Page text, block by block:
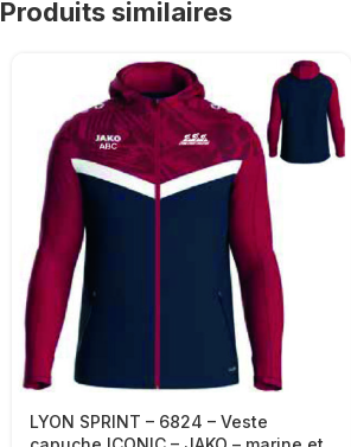
Produits similaires
LYON SPRINT – 6824 – Veste